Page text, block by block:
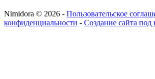
Nimidora © 2026 - Пользовательское
конфиденциальности - Создание сайта